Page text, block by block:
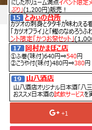
ホーム
ブログ一覧
2023.05.14
スライド1
Tweet
+1